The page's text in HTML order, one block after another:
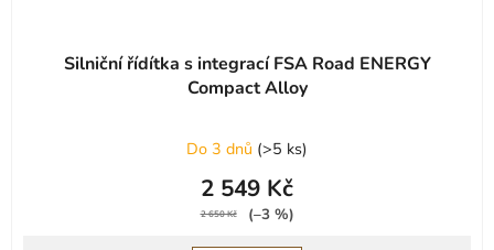
Silniční řídítka s integrací FSA Road ENERGY
Compact Alloy
Do 3 dnů (>5 ks)
2 549 Kč
2 650 Kč (–3 %)